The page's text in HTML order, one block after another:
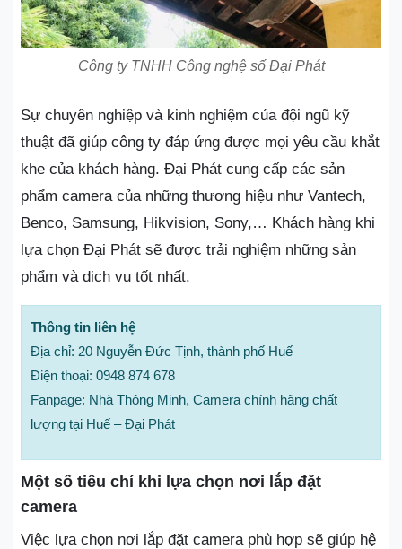
Công ty TNHH Công nghệ số Đại Phát
Sự chuyên nghiệp và kinh nghiệm của đội ngũ kỹ
thuật đã giúp công ty đáp ứng được mọi yêu cầu khắt
khe của khách hàng. Đại Phát cung cấp các sản
phẩm camera của những thương hiệu như Vantech,
Benco, Samsung, Hikvision, Sony,… Khách hàng khi
lựa chọn Đại Phát sẽ được trải nghiệm những sản
phẩm và dịch vụ tốt nhất.
Thông tin liên hệ
Địa chỉ: 20 Nguyễn Đức Tịnh, thành phố Huế
Điện thoại: 0948 874 678
Fanpage: Nhà Thông Minh, Camera chính hãng chất
lượng tại Huế – Đại Phát
Một số tiêu chí khi lựa chọn nơi lắp đặt
camera
Việc lựa chọn nơi lắp đặt camera phù hợp sẽ giúp hệ